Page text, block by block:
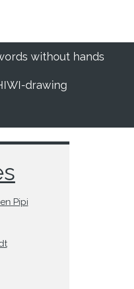
without hands
drawing
Pipi